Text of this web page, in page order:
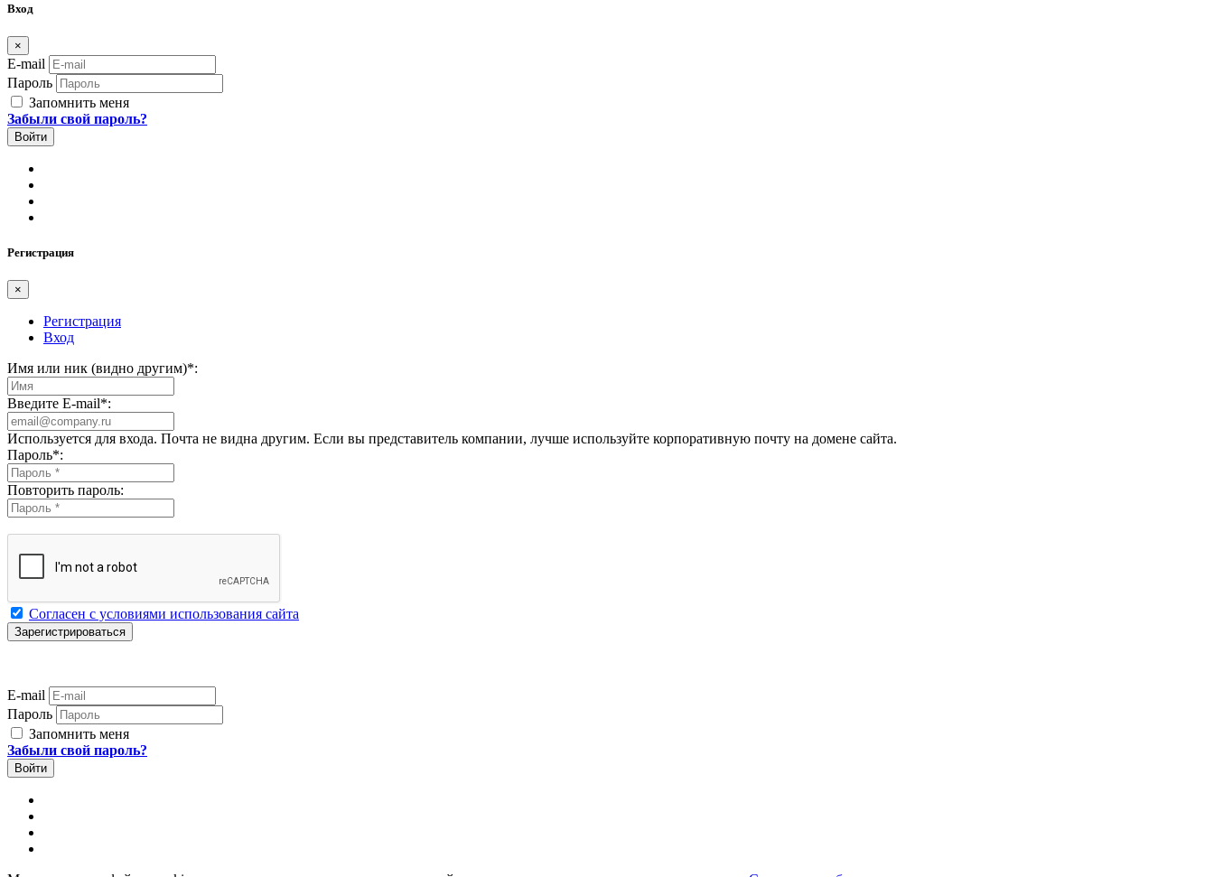
Вход
×
E-mail
Пароль
Запомнить меня
Забыли свой пароль?
Регистрация
×
Регистрация
Вход
Имя или ник (видно другим)*:
Введите E-mail*:
Используется для входа. Почта не видна другим. Если вы представитель компании, лучше используйте корпоративную почту на домене сайта.
Пароль*:
Повторить пароль:
Согласен с условиями использования сайта
E-mail
Пароль
Запомнить меня
Забыли свой пароль?